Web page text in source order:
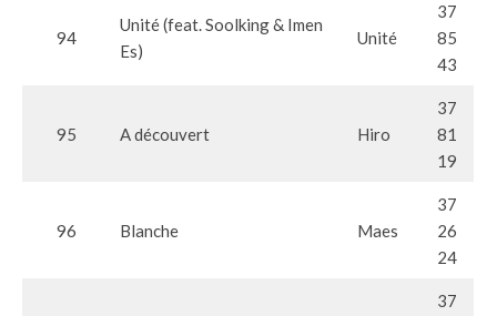
94
Unité (feat. Soolking & Imen
Es)
Unité
37
85
43
95 A découvert Hiro
37
81
19
96 Blanche Maes
37
26
24
37